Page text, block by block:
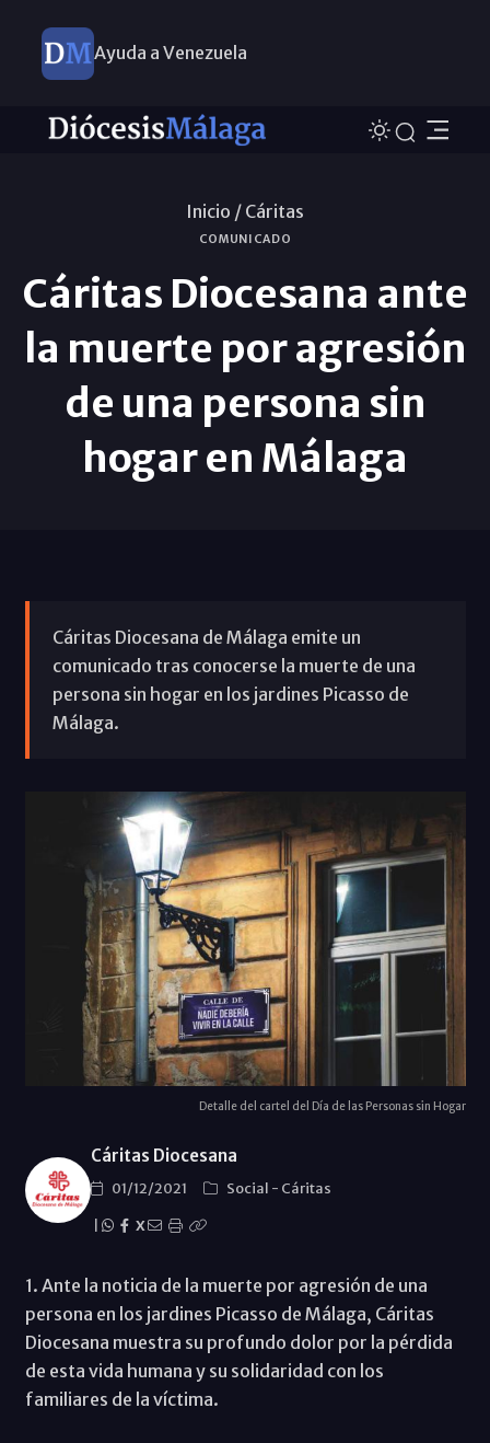
Ayuda a Venezuela
Inicio / Cáritas
COMUNICADO
Cáritas Diocesana ante
la muerte por agresión
de una persona sin
hogar en Málaga
Cáritas Diocesana de Málaga emite un
comunicado tras conocerse la muerte de una
persona sin hogar en los jardines Picasso de
Málaga.
Detalle del cartel del Día de las Personas sin Hogar
Cáritas Diocesana
01/12/2021 Social - Cáritas
X
1. Ante la noticia de la muerte por agresión de una
persona en los jardines Picasso de Málaga, Cáritas
Diocesana muestra su profundo dolor por la pérdida
de esta vida humana y su solidaridad con los
familiares de la víctima.